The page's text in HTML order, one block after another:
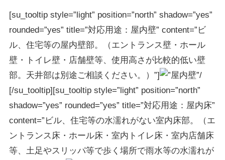
[su_tooltip style=”light” position=”north” shadow=”yes”
rounded=”yes” title=”対応用途：屋内壁” content=”ビ
ル、住宅等の屋内壁部。（エントランス壁・ホール
壁・トイレ壁・店舗壁等、使用高さが比較的低い壁
部。天井部は別途ご相談ください。）”]
[/su_tooltip][su_tooltip style=”light” position=”north”
shadow=”yes” rounded=”yes” title=”対応用途：屋内床”
content=”ビル、住宅等の水濡れがない室内床部。（エ
ントランス床・ホール床・室内トイレ床・室内店舗床
等、土足やスリッパ等で歩く場所で雨水等の水濡れが